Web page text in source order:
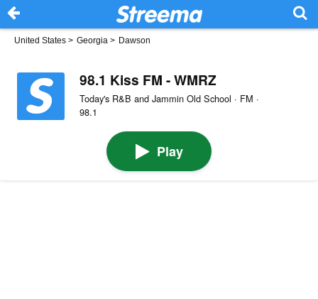
United States > Georgia > Dawson
98.1 Kiss FM - WMRZ
Today's R&B and Jammin Old School · FM ·
98.1
Play